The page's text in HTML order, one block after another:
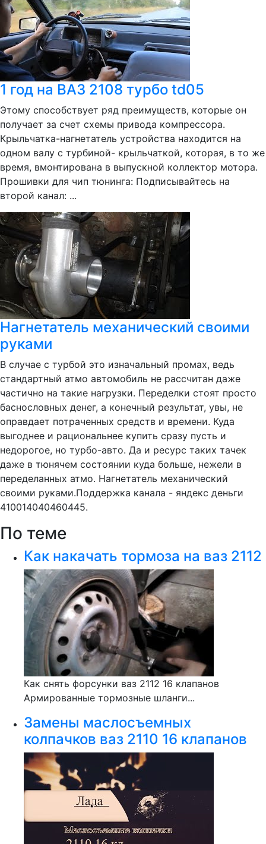
1 год на ВАЗ 2108 турбо td05
Этому способствует ряд преимуществ, которые он
получает за счет схемы привода компрессора.
Крыльчатка-нагнетатель устройства находится на
одном валу с турбиной- крыльчаткой, которая, в то же
время, вмонтирована в выпускной коллектор мотора.
Прошивки для чип тюнинга: Подписывайтесь на
второй канал: ...
Нагнетатель механический своими
руками
В случае с турбой это изначальный промах, ведь
стандартный атмо автомобиль не рассчитан даже
частично на такие нагрузки. Переделки стоят просто
баснословных денег, а конечный результат, увы, не
оправдает потраченных средств и времени. Куда
выгоднее и рациональнее купить сразу пусть и
недорогое, но турбо-авто. Да и ресурс таких тачек
даже в тюнячем состоянии куда больше, нежели в
переделанных атмо. Нагнетатель механический
своими руками.Поддержка канала - яндекс деньги
410014040460445.
По теме
Как накачать тормоза на ваз 2112
Как снять форсунки ваз 2112 16 клапанов
Армированные тормозные шланги...
Замены маслосъемных
колпачков ваз 2110 16 клапанов